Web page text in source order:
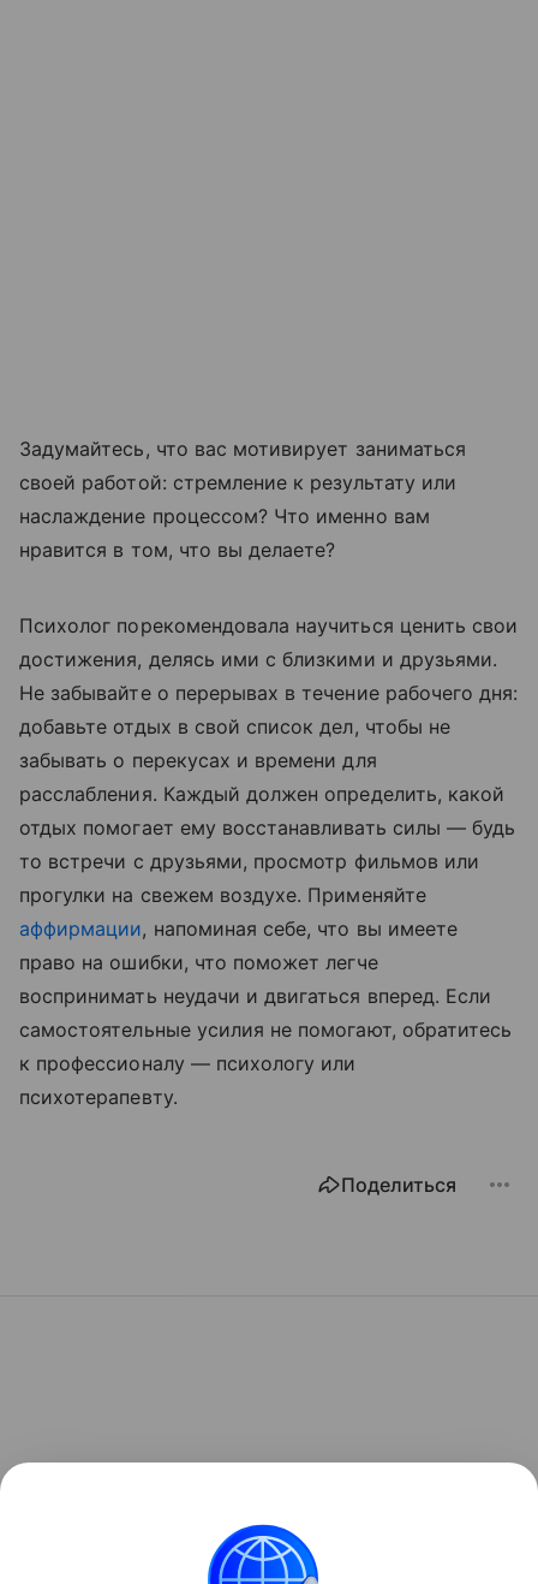
Задумайтесь, что вас мотивирует заниматься
своей работой: стремление к результату или
наслаждение процессом? Что именно вам
нравится в том, что вы делаете?
Психолог порекомендовала научиться ценить свои
достижения, делясь ими с близкими и друзьями.
Не забывайте о перерывах в течение рабочего дня:
добавьте отдых в свой список дел, чтобы не
забывать о перекусах и времени для
расслабления. Каждый должен определить, какой
отдых помогает ему восстанавливать силы — будь
то встречи с друзьями, просмотр фильмов или
прогулки на свежем воздухе. Применяйте
аффирмации, напоминая себе, что вы имеете
право на ошибки, что поможет легче
воспринимать неудачи и двигаться вперед. Если
самостоятельные усилия не помогают, обратитесь
к профессионалу — психологу или
психотерапевту.
Поделиться